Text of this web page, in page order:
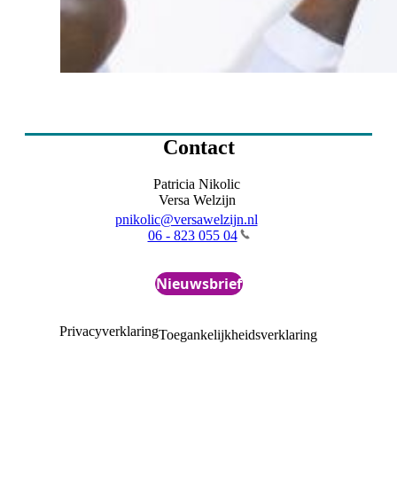
Contact
Patricia Nikolic
Versa Welzijn
pnikolic@versawelzijn.nl
06 - 823 055 04
Nieuwsbrief
PrivacyverklaringToegankelijkheidsverklaring